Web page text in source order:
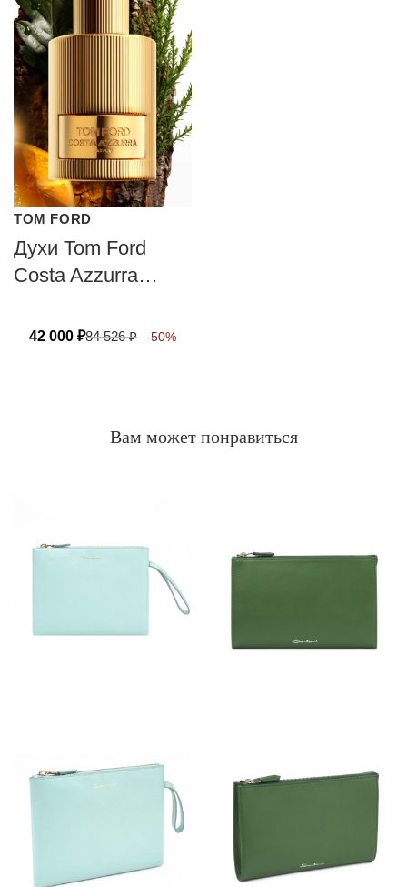
TOM FORD
Духи Tom Ford
Costa Azzurra
42 000 ₽84 526₽ -50%
Вам может понравиться